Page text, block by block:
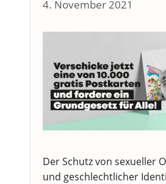
4. November 2021
Der Schutz von sexueller
und geschlechtlicher